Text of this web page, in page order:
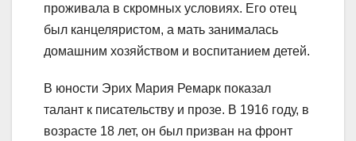
проживала в скромных условиях. Его отец
был канцеляристом, а мать занималась
домашним хозяйством и воспитанием детей.
В юности Эрих Мария Ремарк показал
талант к писательству и прозе. В 1916 году, в
возрасте 18 лет, он был призван на фронт